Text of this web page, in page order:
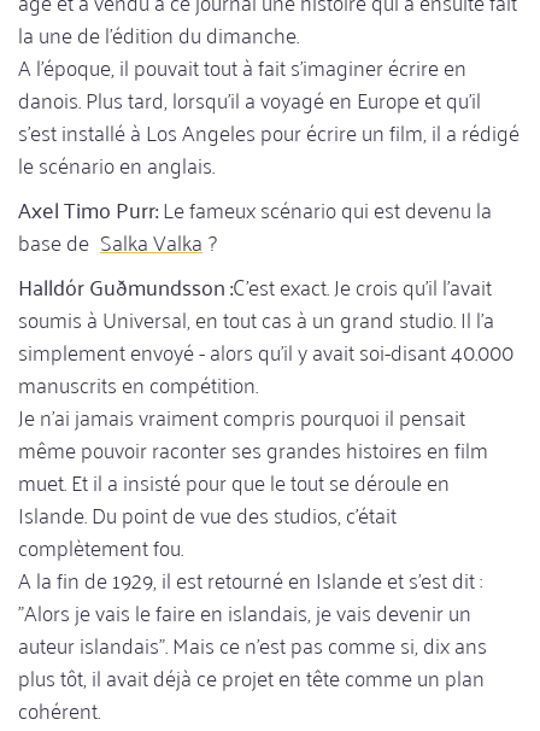
la une de l'édition du dimanche.
A l'époque, il pouvait tout à fait s'imaginer écrire en
danois. Plus tard, lorsqu'il a voyagé en Europe et qu'il
s'est installé à Los Angeles pour écrire un film, il a rédigé
le scénario en anglais.
Axel Timo Purr:Le fameux scénario qui est devenu la
base de Salka Valka?
Halldór Guðmundsson :C'est exact. Je crois qu'il l'avait
soumis à Universal, en tout cas à un grand studio. Il l'a
simplement envoyé - alors qu'il y avait soi-disant 40.000
manuscrits en compétition.
Je n'ai jamais vraiment compris pourquoi il pensait
même pouvoir raconter ses grandes histoires en film
muet. Et il a insisté pour que le tout se déroule en
Islande. Du point de vue des studios, c'était
complètement fou.
A la fin de 1929, il est retourné en Islande et s'est dit :
"Alors je vais le faire en islandais, je vais devenir un
auteur islandais". Mais ce n'est pas comme si, dix ans
plus tôt, il avait déjà ce projet en tête comme un plan
cohérent.